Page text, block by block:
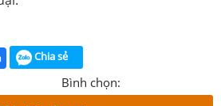
Chia sẻ
Bình chọn: